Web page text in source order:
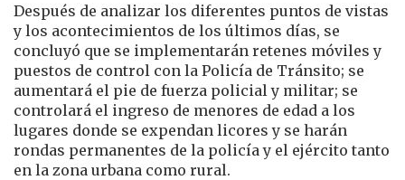
Después de analizar los diferentes puntos de vistas
y los acontecimientos de los últimos días, se
concluyó que se implementarán retenes móviles y
puestos de control con la Policía de Tránsito; se
aumentará el pie de fuerza policial y militar; se
controlará el ingreso de menores de edad a los
lugares donde se expendan licores y se harán
rondas permanentes de la policía y el ejército tanto
en la zona urbana como rural.